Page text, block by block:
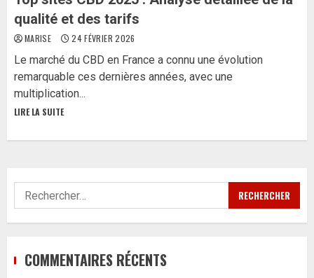
qualité et des tarifs
MARISE 24 FÉVRIER 2026
Le marché du CBD en France a connu une évolution
remarquable ces dernières années, avec une
multiplication...
LIRE LA SUITE
Rechercher :
COMMENTAIRES RÉCENTS